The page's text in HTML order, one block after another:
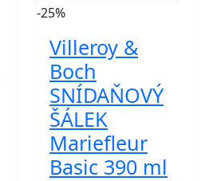
-25%
Villeroy &
Boch
SNÍDAŇOVÝ
ŠÁLEK
Mariefleur
Basic 390 ml